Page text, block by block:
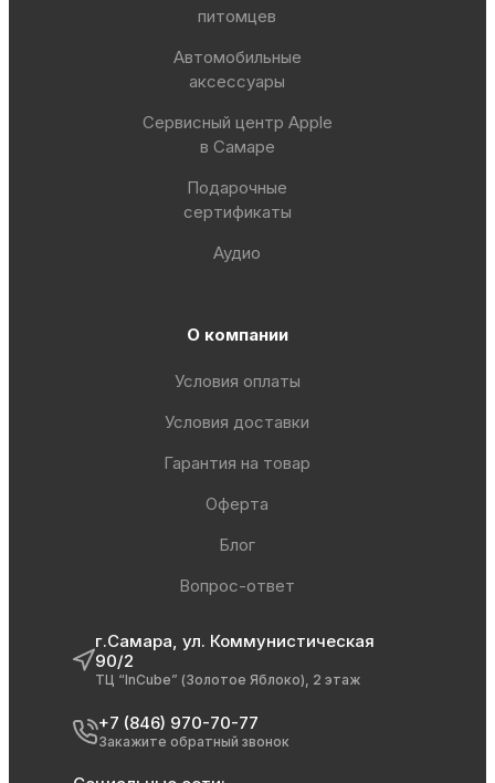
питомцев
Автомобильные
аксессуары
Сервисный центр Apple
в Самаре
Подарочные
сертификаты
Аудио
О компании
Условия оплаты
Условия доставки
Гарантия на товар
Оферта
Блог
Вопрос-ответ
г.Самара, ул. Коммунистическая
90/2
ТЦ “InCube” (Золотое Яблоко), 2 этаж
+7 (846) 970-70-77
Закажите обратный звонок